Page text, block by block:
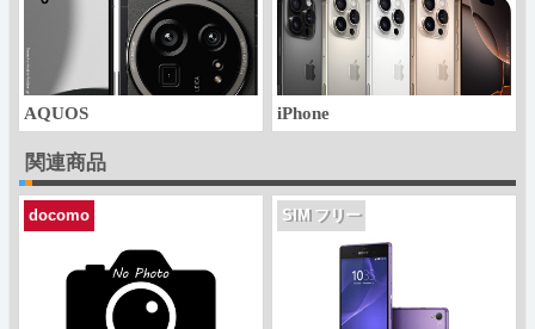
AQUOS iPhone
関連商品
docomo SIM フリー